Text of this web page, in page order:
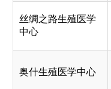
丝绸之路生殖医学
中心
奥什生殖医学中心